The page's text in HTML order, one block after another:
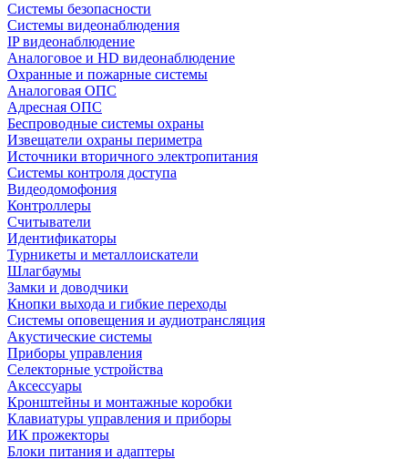
Системы безопасности
Системы видеонаблюдения
IP видеонаблюдение
Аналоговое и HD видеонаблюдение
Охранные и пожарные системы
Аналоговая ОПС
Адресная ОПС
Беспроводные системы охраны
Извещатели охраны периметра
Источники вторичного электропитания
Системы контроля доступа
Видеодомофония
Контроллеры
Считыватели
Идентификаторы
Турникеты и металлоискатели
Шлагбаумы
Замки и доводчики
Кнопки выхода и гибкие переходы
Системы оповещения и аудиотрансляция
Акустические системы
Приборы управления
Селекторные устройства
Аксессуары
Кронштейны и монтажные коробки
Клавиатуры управления и приборы
ИК прожекторы
Блоки питания и адаптеры